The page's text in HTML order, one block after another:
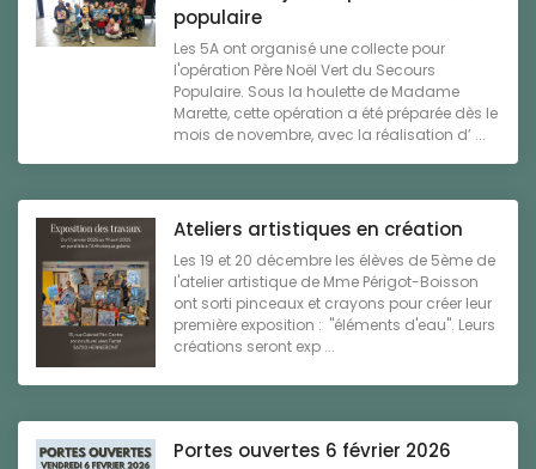
populaire
Les 5A ont organisé une collecte pour
l'opération Père Noël Vert du Secours
Populaire. Sous la houlette de Madame
Marette, cette opération a été préparée dès le
mois de novembre, avec la réalisation d’ ...
Ateliers artistiques en création
Les 19 et 20 décembre les élèves de 5ème de
l'atelier artistique de Mme Périgot-Boisson
ont sorti pinceaux et crayons pour créer leur
première exposition : "éléments d'eau". Leurs
créations seront exp ...
Portes ouvertes 6 février 2026